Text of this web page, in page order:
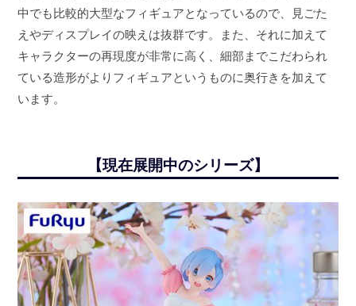
中でも比較的大型なフィギュアとなっているので、見ごた
えやディスプレイの映えは抜群です。また、それに加えて
キャラクターの再現度が非常に高く、細部までこだわられ
ている造形がよりフィギュアというものに奥行きを加えて
います。
【現在展開中のシリーズ】